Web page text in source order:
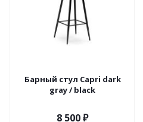
Барный стул Capri dark
gray / black
8 500₽